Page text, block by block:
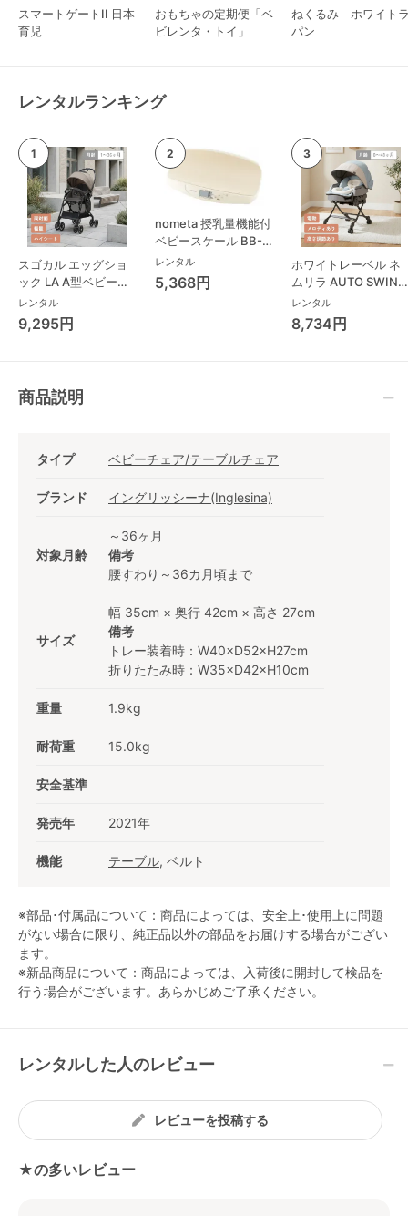
スマートゲートII 日本
育児
おもちゃの定期便「ベ
ビレンタ・トイ」
ねくるみ ホワイト
パン
レンタルランキング
スゴカル エッグショ
ック LA A型ベビーカ
ー コンビ(Combi)
レンタル
9,295円
nometa 授乳量機能付
ベビースケール BB-
105 タニタ(TANITA)
ベビースケール・体重
計
レンタル
5,368円
ホワイトレーベル ネ
ムリラ AUTO SWING
BEDi Long スリープ
シェル EG コンビ
(Combi) ハイローチ
レンタル
8,734円
商品説明
タイプ ベビーチェア/テーブルチェア
ブランド イングリッシーナ(Inglesina)
対象月齢
～36ヶ月
備考
腰すわり～36カ月頃まで
サイズ
幅 35cm × 奥行 42cm × 高さ 27cm
備考
トレー装着時：W40×D52×H27cm
折りたたみ時：W35×D42×H10cm
重量 1.9kg
耐荷重 15.0kg
安全基準
発売年 2021年
機能 テーブル, ベルト
※部品･付属品について：商品によっては、安全上･使用上に問題
がない場合に限り、純正品以外の部品をお届けする場合がござい
ます。
※新品商品について：商品によっては、入荷後に開封して検品を
行う場合がございます。あらかじめご了承ください。
レンタルした人のレビュー
レビューを投稿する
★の多いレビュー